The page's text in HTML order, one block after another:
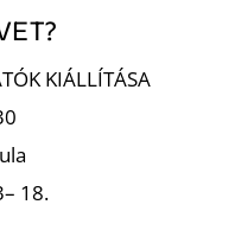
KIÁLLÍTÁSA
18.